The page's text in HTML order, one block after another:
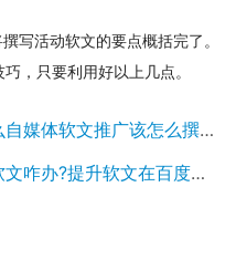
活动软文的要点概括完了。
，只要利用好以上几点。
体软文推广该怎么撰写呢?
升软文在百度搜索中收录率技巧